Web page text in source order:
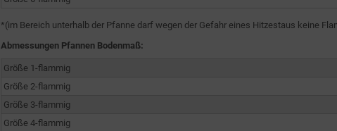
*(im Bereich unterhalb der Pfanne darf wegen der Gefahr eines Hitzestaus keine
Abmessungen Pfannen Bodenmaß:
Größe 1-flammig
Größe 2-flammig
Größe 3-flammig
Größe 4-flammig